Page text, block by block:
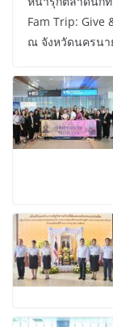
Fam Trip: Give
ณ จังหวัดนครน